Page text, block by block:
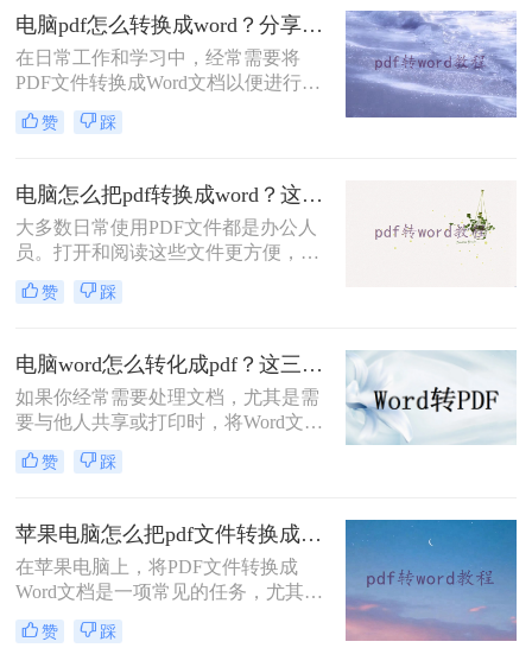
格式在保护文档完整性和格式一致性
方面具有优势，但有时我们可能需要
对其进行编辑或使用其中的内容。这
时候，就需要将pdf转成word。那你们
知道pdf怎么转换成word电脑操作吗？
下面就为大家详细介绍一下pdf转word
电脑pdf怎么转换成word？分享三种实用转换方法！
在日常工作和学习中，经常需要将
PDF文件转换成Word文档以便进行编
辑和修改。那么电脑pdf怎么转换成
word呢？本文将介绍三种常用的电脑
赞 踩
电脑怎么把pdf转换成word？这两种方法很方便！
大多数日常使用PDF文件都是办公人
员。打开和阅读这些文件更方便，但
在PDF中添加一些内容更困难，这需
要转换PDF文件的格式。电脑怎么把
怎么转换。那么今天就来给大家分享
一下pdf转word的方法。
赞 踩
电脑word怎么转化成pdf？这三种高效方法分享给你！
如果你经常需要处理文档，尤其是需
要与他人共享或打印时，将Word文档
转换为PDF格式无疑是个不错的选
择。与Word相比，使用PDF格式不仅
防止他人修改你的文件。那么，你可
能会问，电脑word怎么转化成pdf呢？
在本篇文章中，我将向您分享一些简
单而又实用的方法。
赞 踩
苹果电脑怎么把pdf文件转换成word？这5种方法快速转换格式！
在苹果电脑上，将PDF文件转换成
Word文档是一项常见的任务，尤其在
处理文档编辑、格式调整或内容提取
时显得尤为重要。那么苹果电脑怎么
赞 踩